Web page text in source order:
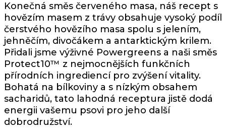
Konečná směs červeného masa, náš recept s
hovězím masem z trávy obsahuje vysoký podíl
čerstvého hovězího masa spolu s jelením,
jehněčím, divočákem a antarktickým krilem.
Přidali jsme výživné Powergreens a naši směs
Protect10™ z nejmocnějších funkčních
přírodních ingrediencí pro zvýšení vitality.
Bohatá na bílkoviny a s nízkým obsahem
sacharidů, tato lahodná receptura jistě dodá
energii vašemu psovi pro jeho další
dobrodružství.